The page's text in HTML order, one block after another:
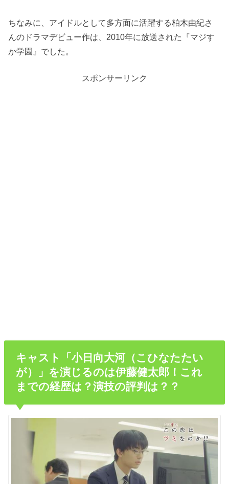
ちなみに、アイドルとして多方面に活躍する柏木由紀さ
んのドラマデビュー作は、2010年に放送された『マジす
か学園』でした。
スポンサーリンク
キャスト「小日向大河（こひなたたい
が）」を演じるのは伊藤健太郎！これ
までの経歴は？演技の評判は？？